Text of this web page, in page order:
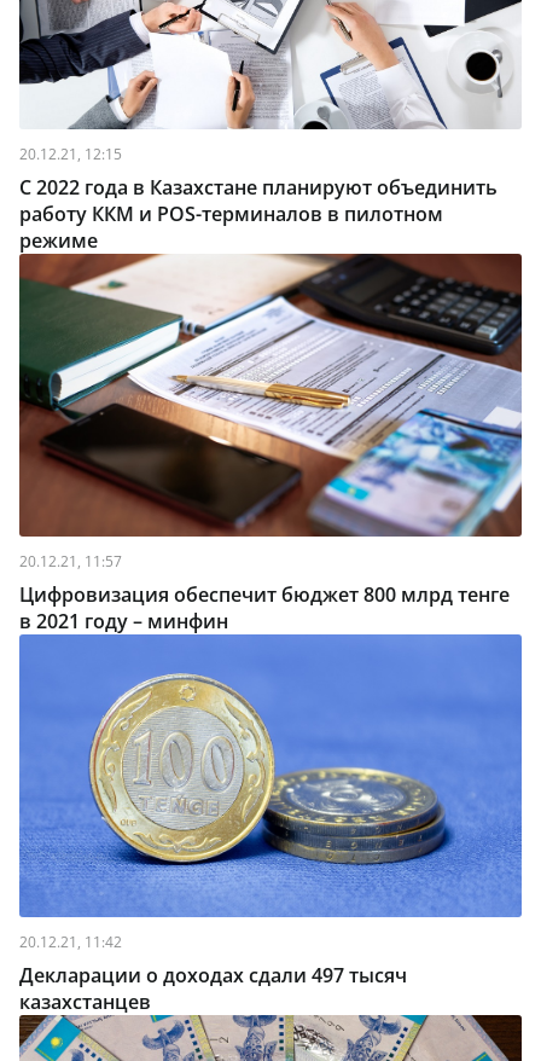
20.12.21, 12:15
С 2022 года в Казахстане планируют объединить
работу ККМ и POS-терминалов в пилотном
режиме
20.12.21, 11:57
Цифровизация обеспечит бюджет 800 млрд тенге
в 2021 году – минфин
20.12.21, 11:42
Декларации о доходах сдали 497 тысяч
казахстанцев